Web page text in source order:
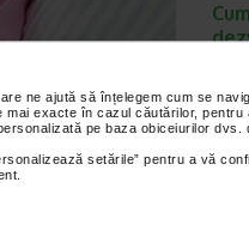
ne ajută să înțelegem cum se
exacte în cazul căutărilor, pentru
pe baza obiceiurilor dvs.
setările” pentru a văTimp